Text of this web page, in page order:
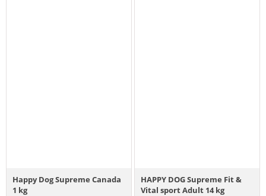
Happy Dog Supreme Canada
1 kg
HAPPY DOG Supreme Fit &
Vital sport Adult 14 kg